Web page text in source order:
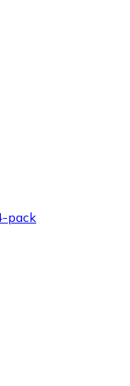
pack